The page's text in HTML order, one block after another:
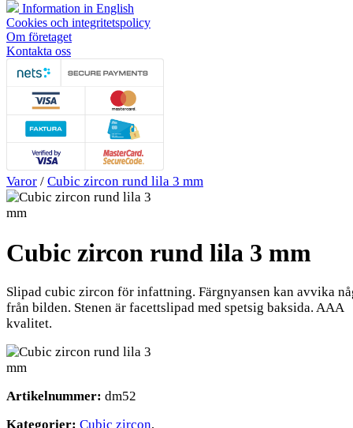
Information in English
Cookies och integritetspolicy
Om företaget
Kontakta oss
Varor / Cubic zircon rund lila 3 mm
Cubic zircon rund lila 3 mm
Slipad cubic zircon för infattning. Färgnyansen kan avvika
från bilden. Stenen är facettslipad med spetsig baksida. AAA
kvalitet.
Artikelnummer: dm52
Kategorier: Cubic zircon,